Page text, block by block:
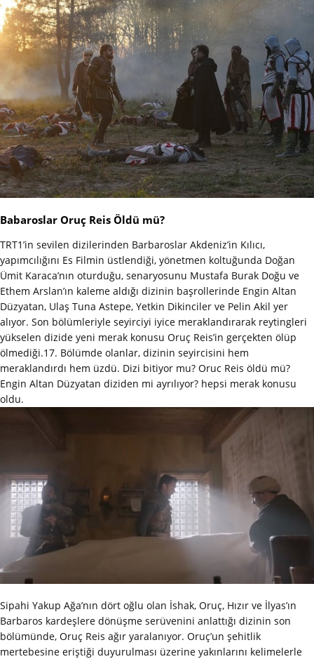
Babaroslar Oruç Reis Öldü mü?
TRT1’in sevilen dizilerinden Barbaroslar Akdeniz’in Kılıcı,
yapımcılığını Es Filmin üstlendiği, yönetmen koltuğunda Doğan
Ümit Karaca’nın oturduğu, senaryosunu Mustafa Burak Doğu ve
Ethem Arslan’ın kaleme aldığı dizinin başrollerinde Engin Altan
Düzyatan, Ulaş Tuna Astepe, Yetkin Dikinciler ve Pelin Akil yer
alıyor. Son bölümleriyle seyirciyi iyice meraklandırarak reytingleri
yükselen dizide yeni merak konusu Oruç Reis’in gerçekten ölüp
ölmediği.17. Bölümde olanlar, dizinin seyircisini hem
meraklandırdı hem üzdü. Dizi bitiyor mu? Oruc Reis öldü mü?
Engin Altan Düzyatan diziden mi ayrılıyor? hepsi merak konusu
oldu.
Sipahi Yakup Ağa’nın dört oğlu olan İshak, Oruç, Hızır ve İlyas’ın
Barbaros kardeşlere dönüşme serüvenini anlattığı dizinin son
bölümünde, Oruç Reis ağır yaralanıyor. Oruç’un şehitlik
mertebesine eriştiği duyurulması üzerine yakınlarını kelimelerle